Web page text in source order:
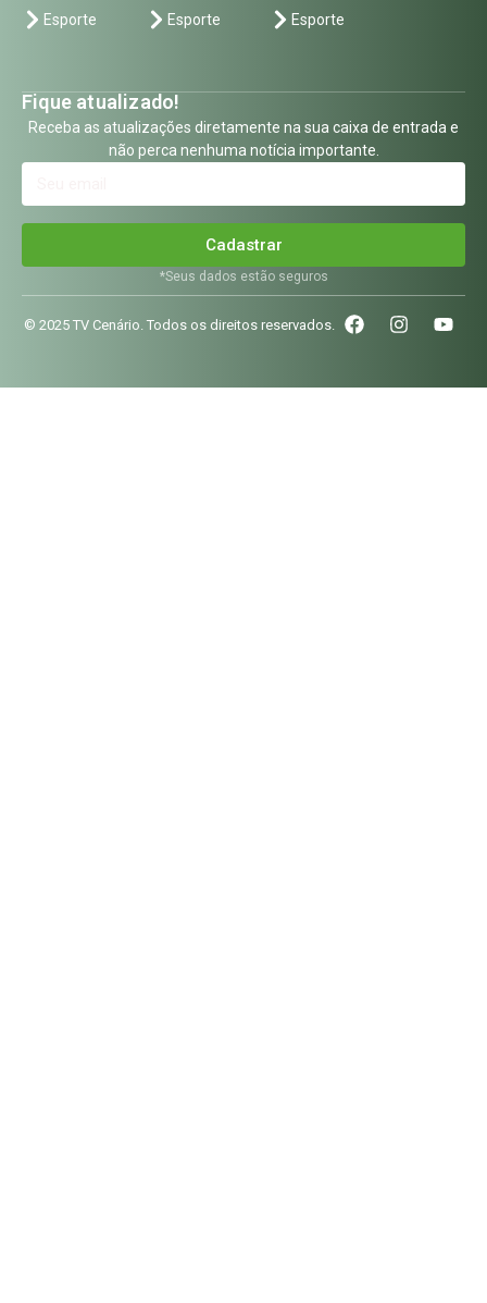
Esporte Esporte Esporte
Fique atualizado!
Receba as atualizações diretamente na sua caixa de entrada e
não perca nenhuma notícia importante.
Cadastrar
*Seus dados estão seguros
© 2025 TV Cenário. Todos os direitos reservados.